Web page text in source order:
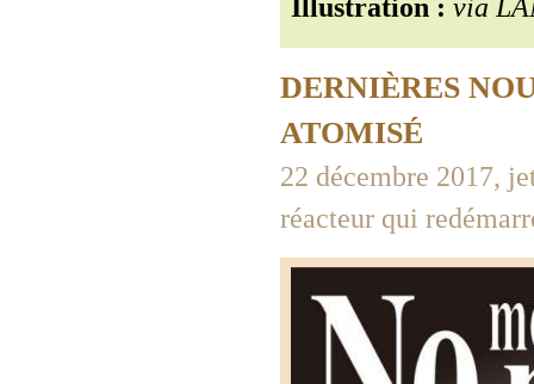
Illustration : via
DERNIÈRES
ATOMISÉ
22 décembre 2017,
réacteur qui